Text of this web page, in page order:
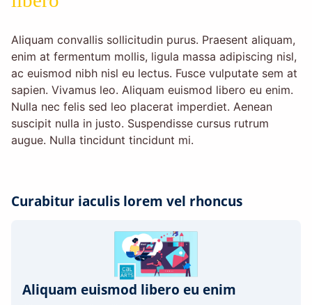
Aliquam convallis sollicitudin purus. Praesent aliquam,
enim at fermentum mollis, ligula massa adipiscing nisl,
ac euismod nibh nisl eu lectus. Fusce vulputate sem at
sapien. Vivamus leo. Aliquam euismod libero eu enim.
Nulla nec felis sed leo placerat imperdiet. Aenean
suscipit nulla in justo. Suspendisse cursus rutrum
augue. Nulla tincidunt tincidunt mi.
Curabitur iaculis lorem vel rhoncus
Aliquam euismod libero eu enim